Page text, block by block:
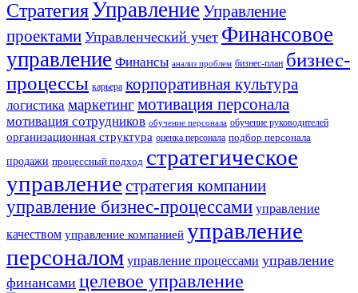
СтратегияУправление Управление
проектами Управленческий учет Финансовое
управление Финансы анализ проблем бизнес-план бизнес-
процессы карьера корпоративная культура
логистика маркетингмотивация персонала
мотивация сотрудников обучение персонала обучение руководителей
организационная структура оценка персонала подбор персонала
продажи процессный подход стратегическое
управление стратегия компании
управление бизнес-процессами управление
качеством управление компанией управление
персоналом управление процессами управление
финансами целевое управление